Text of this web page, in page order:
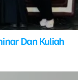
Dan Kuliah